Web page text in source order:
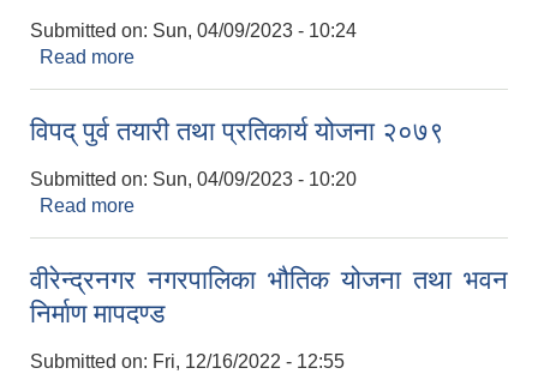
Submitted on: Sun, 04/09/2023 - 10:24
Read more
विपद् पुर्व तयारी तथा प्रतिकार्य योजना २०७९
Submitted on: Sun, 04/09/2023 - 10:20
Read more
वीरेन्द्रनगर नगरपालिका भौतिक योजना तथा भवन
निर्माण मापदण्ड
Submitted on: Fri, 12/16/2022 - 12:55